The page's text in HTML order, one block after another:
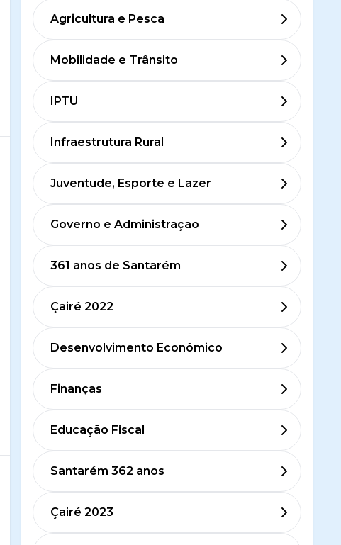
Agricultura e Pesca
Mobilidade e Trânsito
IPTU
Infraestrutura Rural
Juventude, Esporte e Lazer
Governo e Administração
361 anos de Santarém
Çairé 2022
Desenvolvimento Econômico
Finanças
Educação Fiscal
Santarém 362 anos
Çairé 2023